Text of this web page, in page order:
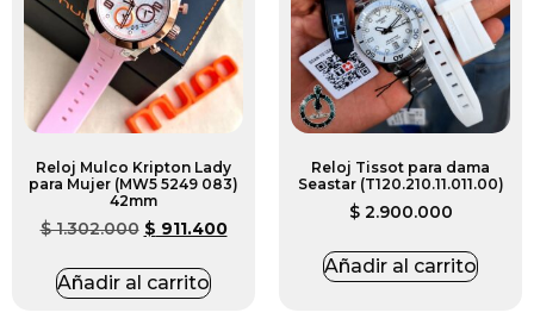
Reloj Mulco Kripton Lady
para Mujer (MW5 5249 083)
42mm
$1.302.000 $ 911.400
Añadir al carrito
Reloj Tissot para dama
Seastar (T120.210.11.011.00)
$2.900.000
Añadir al carrito